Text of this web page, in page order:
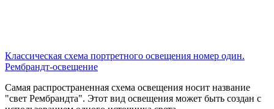
Классическая схема портретного освещения номер один.
Рембрандт-освещение
Самая распространенная схема освещения носит название
"свет Рембрандта". Этот вид освещения может быть создан с